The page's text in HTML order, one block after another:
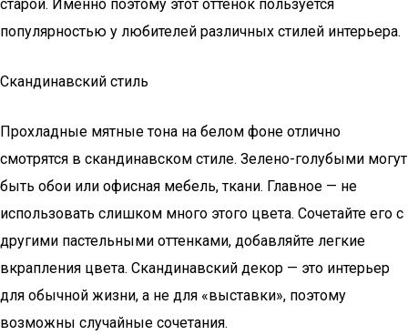
старой. Именно поэтому этот оттенок пользуется
популярностью у любителей различных стилей интерьера.
Скандинавский стиль
Прохладные мятные тона на белом фоне отлично
смотрятся в скандинавском стиле. Зелено-голубыми могут
быть обои или офисная мебель, ткани. Главное — не
использовать слишком много этого цвета. Сочетайте его с
другими пастельными оттенками, добавляйте легкие
вкрапления цвета. Скандинавский декор — это интерьер
для обычной жизни, а не для «выставки», поэтому
возможны случайные сочетания.